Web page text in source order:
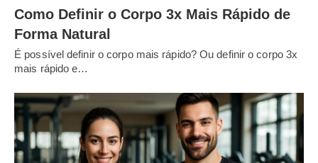
Como Definir o Corpo 3x Mais Rápido de
Forma Natural
É possível definir o corpo mais rápido? Ou definir o corpo 3x
mais rápido e…